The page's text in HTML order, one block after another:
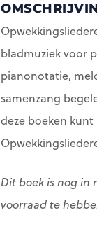
698)
aantal
bladmuziek voor
pianonotatie,
samenzang
deze boeken
Dit boek is nog in
voorraad te